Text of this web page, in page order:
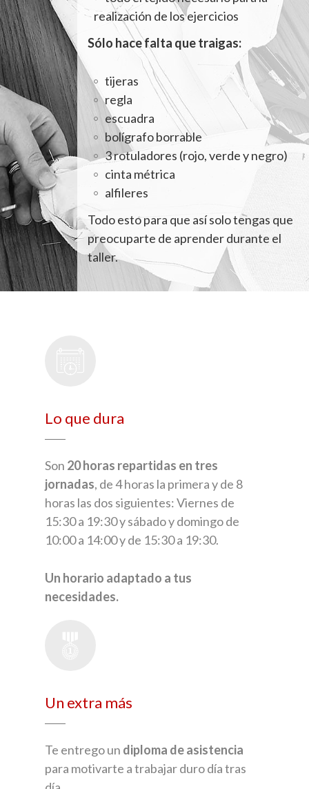
realización de los ejercicios
Sólo hace falta que traigas:
tijeras
regla
escuadra
bolígrafo borrable
3 rotuladores (rojo, verde y negro)
cinta métrica
alfileres
Todo esto para que así solo tengas que
preocuparte de aprender durante el
taller.
Lo que dura
Son 20 horas repartidas en tres
jornadas, de 4 horas la primera y de 8
horas las dos siguientes: Viernes de
15:30 a 19:30 y sábado y domingo de
10:00 a 14:00 y de 15:30 a 19:30.
Un horario adaptado a tus
necesidades.
Un extra más
Te entrego un diploma de asistencia
para motivarte a trabajar duro día tras